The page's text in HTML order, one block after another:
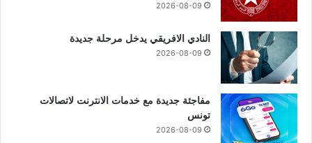
2026-08-09
النادي الافريقي يدخل مرحلة جديدة
2026-08-09
مفاجئة جديدة مع خدمات الانترنت لاتصالات
تونس
2026-08-09